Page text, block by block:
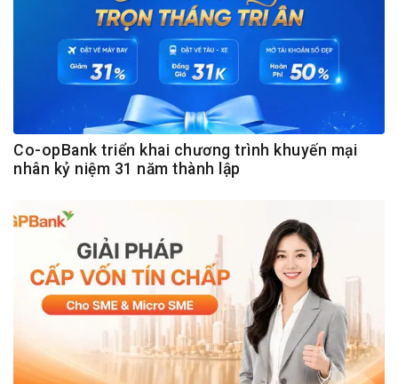
Co-opBank triển khai chương trình khuyến mại
nhân kỷ niệm 31 năm thành lập